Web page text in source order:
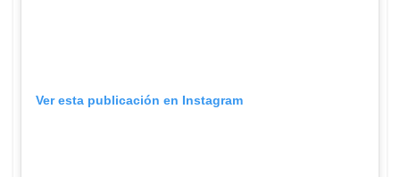
Ver esta publicación en Instagram